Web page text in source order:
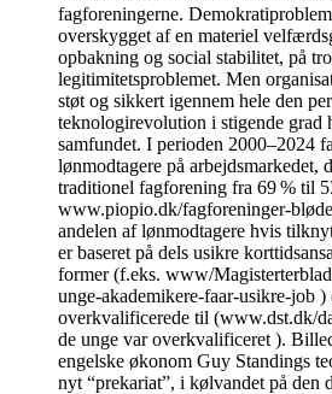
fagforeningerne.
overskygget af en materiel
opbakning og social stabilitet, på
legitimitetsproblemet. Men
støt og sikkert igennem hele den
teknologirevolution i stigende grad
samfundet. I perioden 2000–2024
lønmodtagere på arbejdsmarkedet,
traditionel fagforening fra 69 % til
www.piopio.dk/fagforeninger-
andelen af lønmodtagere hvis
er baseret på dels usikre
former (f.eks. www/
unge-akademikere-faar-usikre-job )
overkvalificerede til (www.dst.dk/
de unge var overkvalificeret ).
engelske økonom Guy Standings
nyt “prekariat”, i kølvandet på den